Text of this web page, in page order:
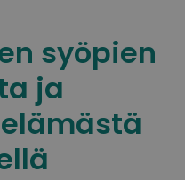
syöpien
ja